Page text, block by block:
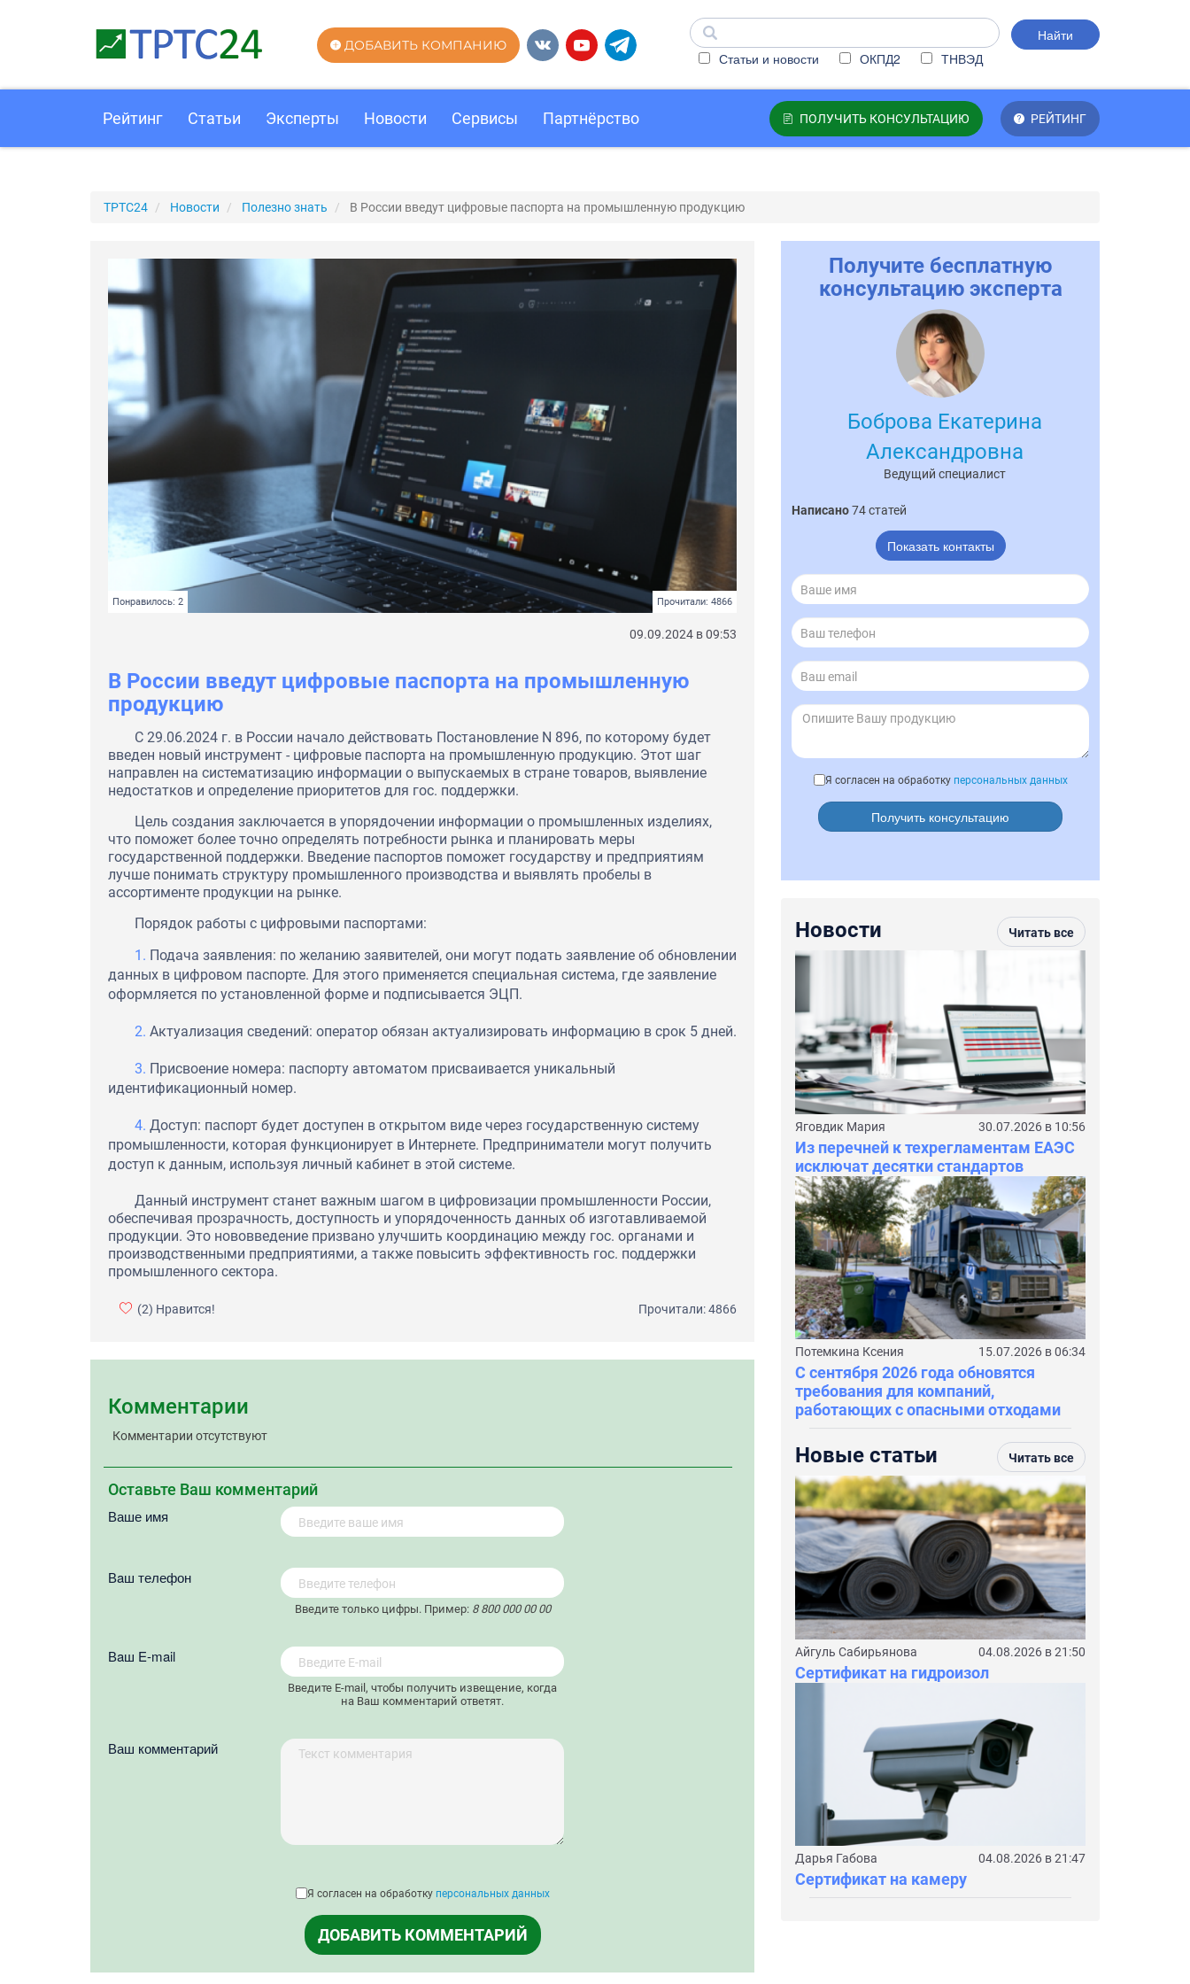
Найти
Статьи и новости
ОКПД2 ТНВЭД
ДОБАВИТЬ КОМПАНИЮ
ПОЛУЧИТЬ КОНСУЛЬТАЦИЮ РЕЙТИНГ
Рейтинг Статьи Эксперты Новости Сервисы Партнёрство
ТРТС24 Новости Полезно знать В России введут цифровые паспорта на промышленную продукцию
Понравилось: 2 Прочитали: 4866
09.09.2024 в 09:53
В России введут цифровые паспорта на промышленную
продукцию
С 29.06.2024 г. в России начало действовать Постановление N 896, по которому будет
введен новый инструмент - цифровые паспорта на промышленную продукцию. Этот шаг
направлен на систематизацию информации о выпускаемых в стране товаров, выявление
недостатков и определение приоритетов для гос. поддержки.
Цель создания заключается в упорядочении информации о промышленных изделиях,
что поможет более точно определять потребности рынка и планировать меры
государственной поддержки. Введение паспортов поможет государству и предприятиям
лучше понимать структуру промышленного производства и выявлять пробелы в
ассортименте продукции на рынке.
Порядок работы с цифровыми паспортами:
Подача заявления: по желанию заявителей, они могут подать заявление об обновлении
данных в цифровом паспорте. Для этого применяется специальная система, где заявление
оформляется по установленной форме и подписывается ЭЦП.
Актуализация сведений: оператор обязан актуализировать информацию в срок 5 дней.
Присвоение номера: паспорту автоматом присваивается уникальный
идентификационный номер.
Доступ: паспорт будет доступен в открытом виде через государственную систему
промышленности, которая функционирует в Интернете. Предприниматели могут получить
доступ к данным, используя личный кабинет в этой системе.
Данный инструмент станет важным шагом в цифровизации промышленности России,
обеспечивая прозрачность, доступность и упорядоченность данных об изготавливаемой
продукции. Это нововведение призвано улучшить координацию между гос. органами и
производственными предприятиями, а также повысить эффективность гос. поддержки
промышленного сектора.
(2) Нравится! Прочитали: 4866
Комментарии
Комментарии отсутствуют
Оставьте Ваш комментарий
Ваше имя
Вaш телефон
Введите только цифры. Пример: 8 800 000 00 00
Вaш E-mail
Введите E-mail, чтобы получить извещение, когда
на Ваш комментарий ответят.
Ваш комментарий
Я согласен на обработку персональных данных
ДОБАВИТЬ КОММЕНТАРИЙ
Получите бесплатную
консультацию эксперта
Боброва Екатерина
Александровна
Ведущий специалист
Написано74 статей
Показать контакты
Я согласен на обработку персональных данных
Получить консультацию
Новости Читать все
Яговдик Мария 30.07.2026 в 10:56
Из перечней к техрегламентам ЕАЭС
исключат десятки стандартов
Потемкина Ксения 15.07.2026 в 06:34
С сентября 2026 года обновятся
требования для компаний,
работающих с опасными отходами
Новые статьи Читать все
Айгуль Сабирьянова 04.08.2026 в 21:50
Сертификат на гидроизол
Дарья Габова 04.08.2026 в 21:47
Сертификат на камеру